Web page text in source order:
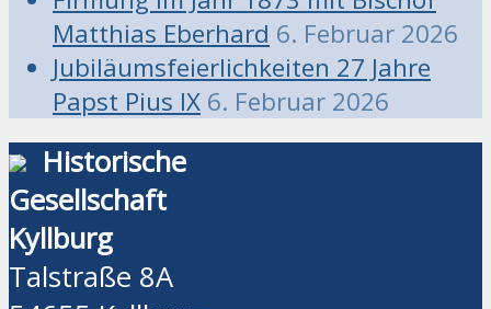
Matthias Eberhard 6. Februar 2026
Jubiläumsfeierlichkeiten 27 Jahre
Papst Pius IX 6. Februar 2026
Historische
Gesellschaft
Kyllburg
Talstraße 8A